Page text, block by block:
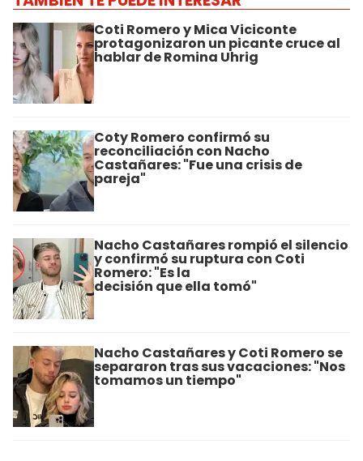
Coti Romero y Mica Viciconte
protagonizaron un picante cruce al
hablar de Romina Uhrig
Coty Romero confirmó su
reconciliación con Nacho
Castañares: "Fue una crisis de
pareja"
Nacho Castañares rompió el silencio
y confirmó su ruptura con Coti
Romero: "Es la
decisión que ella tomó"
Nacho Castañares y Coti Romero se
separaron tras sus vacaciones: "Nos
tomamos un tiempo"